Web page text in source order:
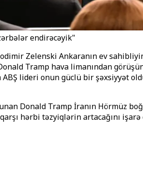
endirəcəyik"
Zelenski Ankaranın ev
Tramp hava limanından
lideri onun güclü bir şəxsiyyət
Donald Tramp İranın Hörmüz
hərbi təzyiqlərin artacağını